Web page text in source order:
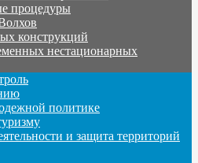
процедуры
конструкций
нестационарных
политике
и защита территорий